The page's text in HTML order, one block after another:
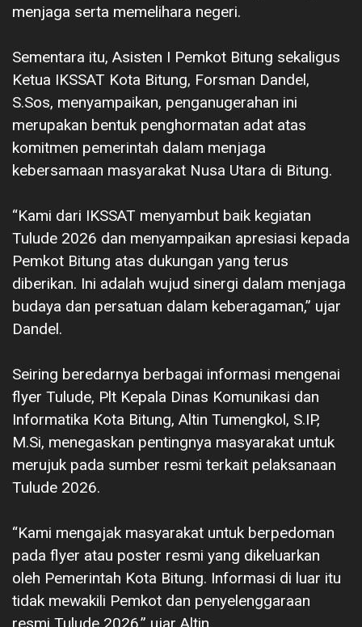
menjaga serta memelihara negeri.
Sementara itu, Asisten I Pemkot Bitung sekaligus
Ketua IKSSAT Kota Bitung, Forsman Dandel,
S.Sos, menyampaikan, penganugerahan ini
merupakan bentuk penghormatan adat atas
komitmen pemerintah dalam menjaga
kebersamaan masyarakat Nusa Utara di Bitung.
“Kami dari IKSSAT menyambut baik kegiatan
Tulude 2026 dan menyampaikan apresiasi kepada
Pemkot Bitung atas dukungan yang terus
diberikan. Ini adalah wujud sinergi dalam menjaga
budaya dan persatuan dalam keberagaman,” ujar
Dandel.
Seiring beredarnya berbagai informasi mengenai
flyer Tulude, Plt Kepala Dinas Komunikasi dan
Informatika Kota Bitung, Altin Tumengkol, S.IP,
M.Si, menegaskan pentingnya masyarakat untuk
merujuk pada sumber resmi terkait pelaksanaan
Tulude 2026.
“Kami mengajak masyarakat untuk berpedoman
pada flyer atau poster resmi yang dikeluarkan
oleh Pemerintah Kota Bitung. Informasi di luar itu
tidak mewakili Pemkot dan penyelenggaraan